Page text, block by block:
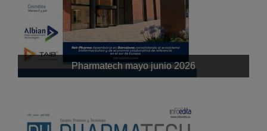
Pharmatech mayo junio 2026